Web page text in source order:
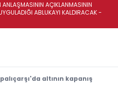
AÇIKLANMASININ
ABLUKAYI KALDIRACAK -
altının kapanış